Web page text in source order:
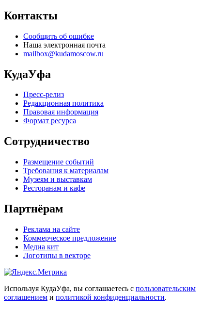
Контакты
Сообщить об ошибке
Наша электронная почта
mailbox@kudamoscow.ru
КудаУфа
Пресс-релиз
Редакционная политика
Правовая информация
Формат ресурса
Сотрудничество
Размещение событий
Требования к материалам
Музеям и выставкам
Ресторанам и кафе
Партнёрам
Реклама на сайте
Коммерческое предложение
Медиа кит
Логотипы в векторе
Используя КудаУфа, вы соглашаетесь с пользовательским
соглашением и политикой конфиденциальности.